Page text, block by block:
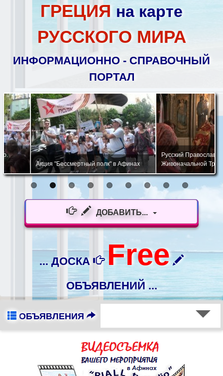
ГРЕЦИЯ на карте
РУССКОГО МИРА
ИНФОРМАЦИОННО - СПРАВОЧНЫЙ
ПОРТАЛ
Акция "Бессмертный полк" в Афинах
Русский Православный Храм
Живоначальной Троицы в
ДОБАВИТЬ...
... ДОСКА Free
ОБЪЯВЛЕНИЙ ...
ОБЪЯВЛЕНИЯ